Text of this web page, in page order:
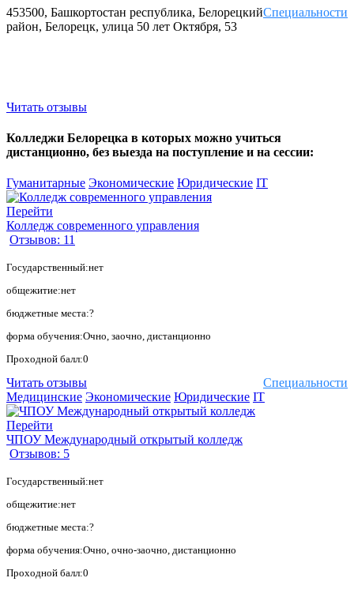
Специальности
453500, Башкортостан республика, Белорецкий
район, Белорецк, улица 50 лет Октября, 53
Читать отзывы
Колледжи Белорецка в которых можно учиться
дистанционно, без выезда на поступление и на сессии:
Гуманитарные Экономические Юридические IT
Перейти
Колледж современного управления
Отзывов: 11
Государственный:нет
общежитие:нет
бюджетные места:?
форма обучения:Очно, заочно, дистанционно
Проходной балл:0
Специальности
Читать отзывы
Медицинские Экономические Юридические IT
Перейти
ЧПОУ Международный открытый колледж
Отзывов: 5
Государственный:нет
общежитие:нет
бюджетные места:?
форма обучения:Очно, очно-заочно, дистанционно
Проходной балл:0